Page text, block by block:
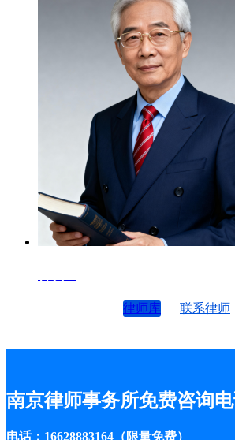
律师库 联系律师
南京律师事务所免费咨询
电话：16628883164 （限量免费）